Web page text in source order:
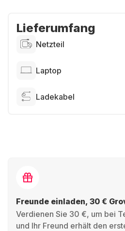
Lieferumfang
Netzteil
Laptop
Ladekabel
Freunde einladen, 30 €
Verdienen Sie 30 €, um bei
und Ihr Freund erhält den